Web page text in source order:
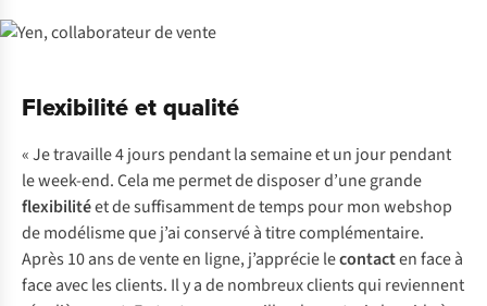
Flexibilité et qualité
« Je travaille 4 jours pendant la semaine et un jour pendant
le week-end. Cela me permet de disposer d’une grande
flexibilitéet de suffisamment de temps pour mon webshop
de modélisme que j’ai conservé à titre complémentaire.
Après 10 ans de vente en ligne, j’apprécie lecontacten face à
face avec les clients. Il y a de nombreux clients qui reviennent